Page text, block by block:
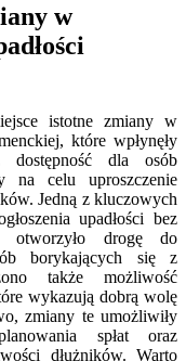
w
istotne zmiany w
które wpłynęły
dostępność dla osób
na celu uproszczenie
Jedną z kluczowych
upadłości bez
otworzyło drogę do
borykających się z
także możliwość
wykazują dobrą wolę
zmiany te umożliwiły
spłat oraz
dłużników. Warto